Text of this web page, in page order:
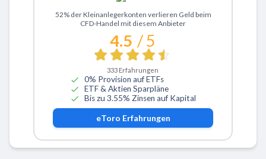
Zu eToro
52% der Kleinanlegerkonten verlieren Geld beim
CFD-Handel mit diesem Anbieter
4.5 / 5
333 Erfahrungen
0% Provision auf ETFs
ETF & Aktien Sparpläne
Bis zu 3.55% Zinsen auf Kapital
eToro Erfahrungen